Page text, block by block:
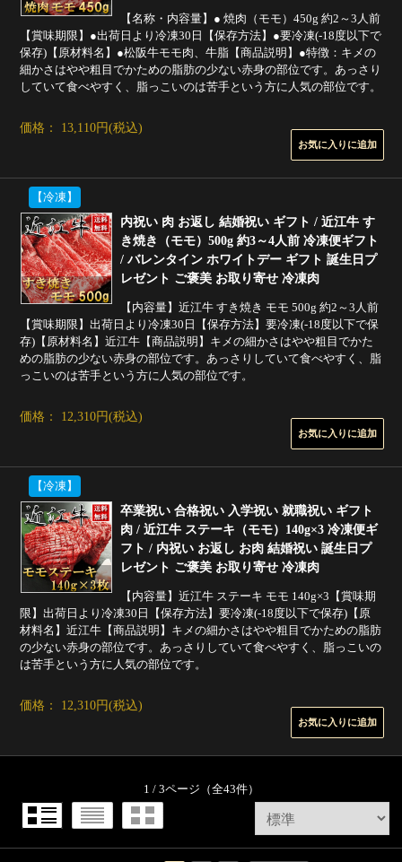
【名称・内容量】● 焼肉（モモ）450g 約2～3人前
【賞味期限】●出荷日より冷凍30日【保存方法】●要冷凍(-18度以下で
保存)【原材料名】●松阪牛モモ肉、牛脂【商品説明】●特徴：キメの
細かさはやや粗目でかための脂肪の少ない赤身の部位です。あっさり
していて食べやすく、脂っこいのは苦手という方に人気の部位です。
価格： 13,110円(税込)
【冷凍】
内祝い 肉 お返し 結婚祝い ギフト / 近江牛 す
き焼き（モモ）500g 約3～4人前 冷凍便ギフト
/ バレンタイン ホワイトデー ギフト 誕生日プ
レゼント ご褒美 お取り寄せ 冷凍肉
【内容量】近江牛 すき焼き モモ 500g 約2～3人前
【賞味期限】出荷日より冷凍30日【保存方法】要冷凍(-18度以下で保
存)【原材料名】近江牛【商品説明】キメの細かさはやや粗目でかた
めの脂肪の少ない赤身の部位です。あっさりしていて食べやすく、脂
っこいのは苦手という方に人気の部位です。
価格： 12,310円(税込)
【冷凍】
卒業祝い 合格祝い 入学祝い 就職祝い ギフト
肉 / 近江牛 ステーキ（モモ）140g×3 冷凍便ギ
フト / 内祝い お返し お肉 結婚祝い 誕生日プ
レゼント ご褒美 お取り寄せ 冷凍肉
【内容量】近江牛 ステーキ モモ 140g×3【賞味期
限】出荷日より冷凍30日【保存方法】要冷凍(-18度以下で保存)【原
材料名】近江牛【商品説明】キメの細かさはやや粗目でかための脂肪
の少ない赤身の部位です。あっさりしていて食べやすく、脂っこいの
は苦手という方に人気の部位です。
価格： 12,310円(税込)
1 / 3ページ （全43件）